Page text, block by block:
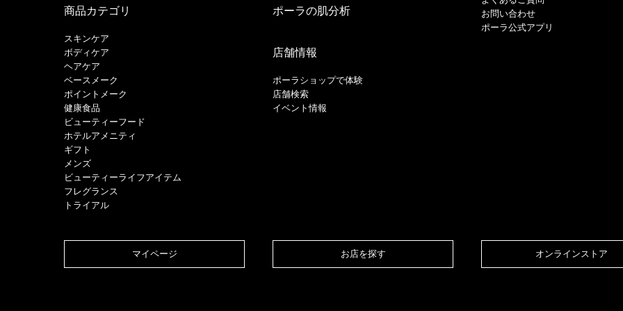
商品カテゴリ
スキンケア
ボディケア
ヘアケア
​ベースメーク​
ポイントメーク​
健康食品
ビューティーフード
ホテルアメニティ
ギフト
メンズ
ビューティーライフアイテム
フレグランス
トライアル
ポーラの肌分析
店舗情報
ポーラショップで体験
店舗検索
イベント情報
お問い合わせ
ポーラ公式アプリ
マイページ​ お店を探す​ オンラインストア​